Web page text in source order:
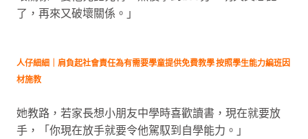
了，再來又破壞關係。」
人仔細細｜肩負起社會責任為有需要學童提供免費教學 按照學生能力編班因
材施教
她教路，若家長想小朋友中學時喜歡讀書，現在就要放
手，「你現在放手就要令他駕馭到自學能力。」